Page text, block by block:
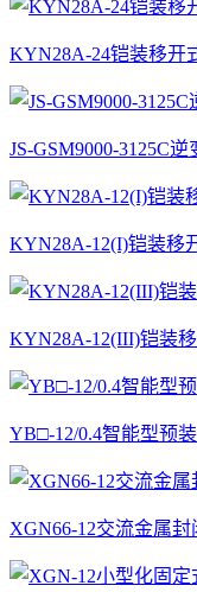
KYN28A-24铠装移开
JS-GSM9000-3125C
KYN28A-12(I)铠装移
KYN28A-12(III)铠装
YB□-12/0.4智能型预
XGN66-12交流金属